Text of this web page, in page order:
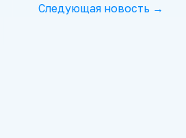
Следующая новость →